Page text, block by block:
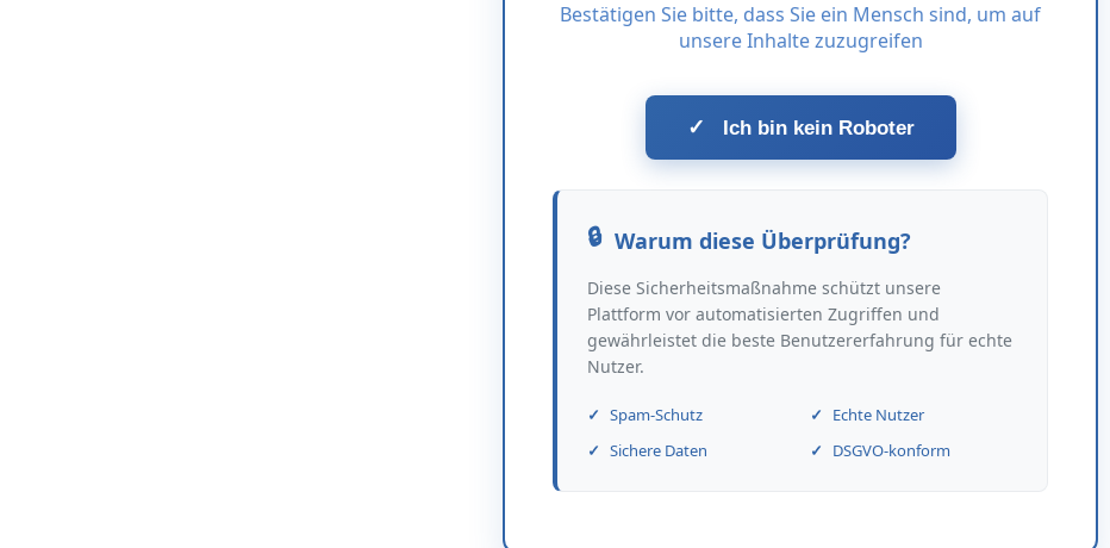
Bestätigen Sie bitte, dass Sie ein Mensch sind, um auf
unsere Inhalte zuzugreifen
✓ Ich bin kein Roboter
Warum diese Überprüfung?
Diese Sicherheitsmaßnahme schützt unsere
Plattform vor automatisierten Zugriffen und
gewährleistet die beste Benutzererfahrung für echte
Nutzer.
Spam-Schutz
Echte Nutzer
Sichere Daten
DSGVO-konform